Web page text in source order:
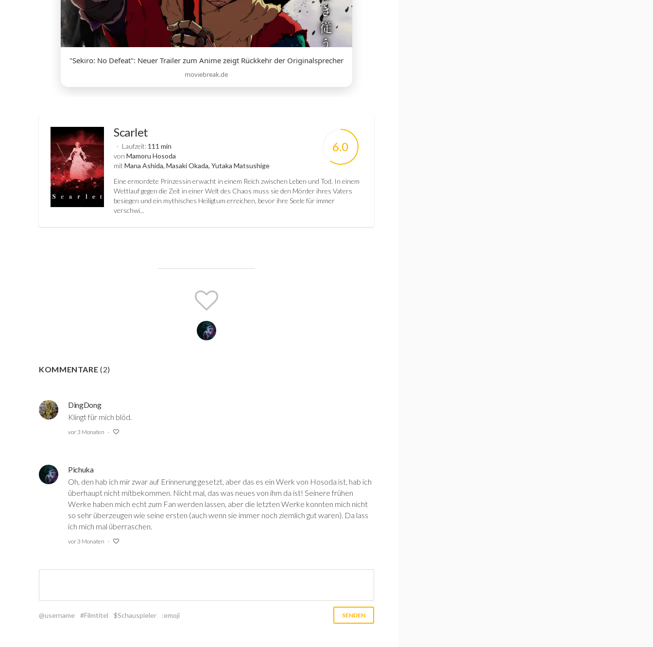
"Sekiro: No Defeat": Neuer Trailer zum Anime zeigt Rückkehr der Originalsprecher
moviebreak.de
6.0
Scarlet
Laufzeit: 111 min
von Mamoru Hosoda
mit Mana Ashida, Masaki Okada, Yutaka Matsushige
Eine ermordete Prinzessin erwacht in einem Reich zwischen Leben und Tod. In einem
Wettlauf gegen die Zeit in einer Welt des Chaos muss sie den Mörder ihres Vaters
besiegen und ein mythisches Heiligtum erreichen, bevor ihre Seele für immer
verschwi...
KOMMENTARE(2)
DingDong
Klingt für mich blöd.
vor 3 Monaten
Pichuka
Oh, den hab ich mir zwar auf Erinnerung gesetzt, aber das es ein Werk von Hosoda ist, hab ich
überhaupt nicht mitbekommen. Nicht mal, das was neues von ihm da ist! Seinere frühen
Werke haben mich echt zum Fan werden lassen, aber die letzten Werke konnten mich nicht
so sehr überzeugen wie seine ersten (auch wenn sie immer noch ziemlich gut waren). Da lass
ich mich mal überraschen.
vor 3 Monaten
@username #Filmtitel $Schauspieler :emoji